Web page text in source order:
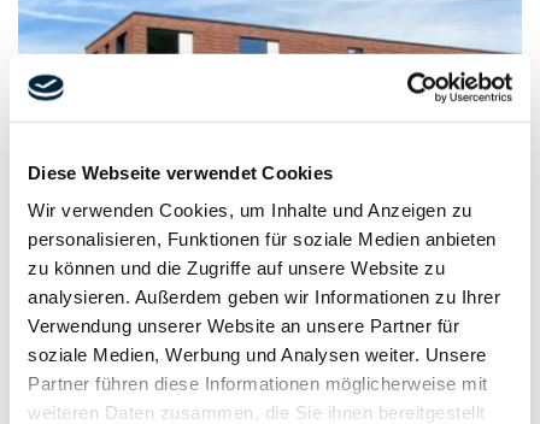
Diese Webseite verwendet Cookies
Wir verwenden Cookies, um Inhalte und Anzeigen zu
personalisieren, Funktionen für soziale Medien anbieten
zu können und die Zugriffe auf unsere Website zu
analysieren. Außerdem geben wir Informationen zu Ihrer
Verwendung unserer Website an unsere Partner für
soziale Medien, Werbung und Analysen weiter. Unsere
Partner führen diese Informationen möglicherweise mit
weiteren Daten zusammen, die Sie ihnen bereitgestellt
LUDWIG FREYTAG GmbH & Co. Kommanditgesellschaft
Ammerländer Heerstr. 368
26129 Oldenburg
vCard herunterladen